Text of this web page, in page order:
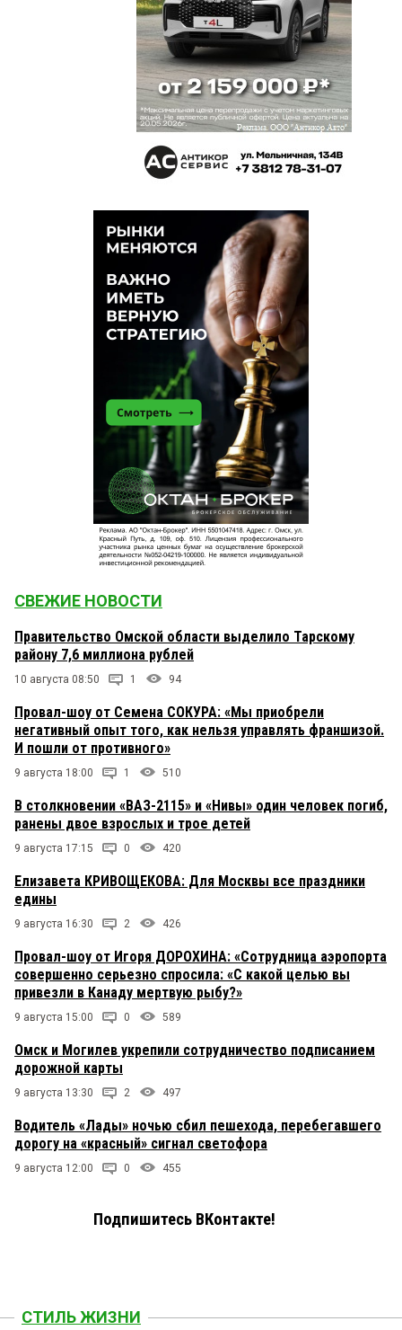
СВЕЖИЕ НОВОСТИ
Правительство Омской области выделило Тарскому
району 7,6 миллиона рублей
10 августа 08:50 1 94
Провал-шоу от Семена СОКУРА: «Мы приобрели
негативный опыт того, как нельзя управлять франшизой.
И пошли от противного»
9 августа 18:00 1 510
В столкновении «ВАЗ-2115» и «Нивы» один человек погиб,
ранены двое взрослых и трое детей
9 августа 17:15 0 420
Елизавета КРИВОЩЕКОВА: Для Москвы все праздники
едины
9 августа 16:30 2 426
Провал-шоу от Игоря ДОРОХИНА: «Сотрудница аэропорта
совершенно серьезно спросила: «С какой целью вы
привезли в Канаду мертвую рыбу?»
9 августа 15:00 0 589
Омск и Могилев укрепили сотрудничество подписанием
дорожной карты
9 августа 13:30 2 497
Водитель «Лады» ночью сбил пешехода, перебегавшего
дорогу на «красный» сигнал светофора
9 августа 12:00 0 455
Подпишитесь ВКонтакте!
СТИЛЬ ЖИЗНИ